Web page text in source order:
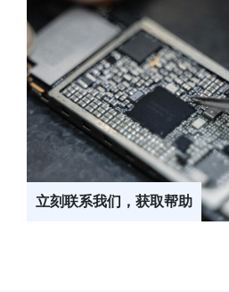
立刻联系我们，获取帮助